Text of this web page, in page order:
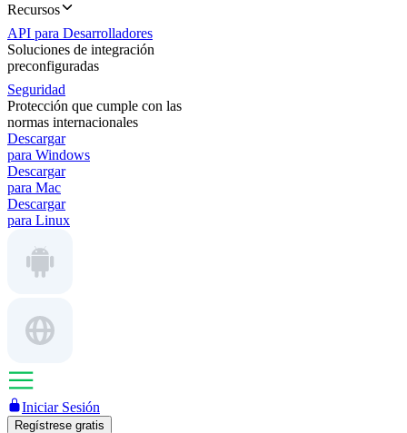
Recursos
API para Desarrolladores
Soluciones de integración
preconfiguradas
Seguridad
Protección que cumple con las
normas internacionales
Descargar
para Windows
Descargar
para Mac
Descargar
para Linux
Iniciar Sesión
Regístrese gratis